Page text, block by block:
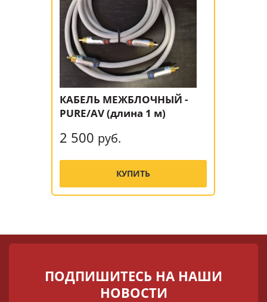
КАБЕЛЬ МЕЖБЛОЧНЫЙ -
PURE/AV (длина 1 м)
2 500 руб.
КУПИТЬ
ПОДПИШИТЕСЬ НА НАШИ
НОВОСТИ